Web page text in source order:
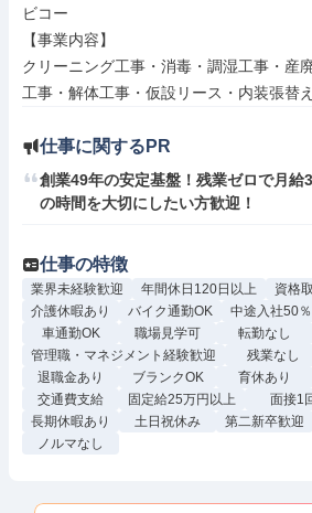
ビコー
【事業内容】
クリーニング工事・消毒・調湿工事・産
工事・解体工事・仮設リース・内装張替
仕事に関するPR
創業49年の安定基盤！残業ゼロで月給
の時間を大切にしたい方歓迎！
仕事の特徴
業界未経験歓迎 年間休日120日以上
資格
介護休暇あり
バイク通勤OK 中途入社50
車通勤OK
職場見学可 転勤なし
管理職・マネジメント経験歓迎
残業なし
退職金あり
ブランクOK 育休あり
交通費支給
固定給25万円以上 面接1
長期休暇あり
土日祝休み 第二新卒歓迎
ノルマなし